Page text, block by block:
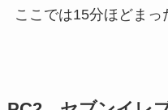
ここでは15分ほどまっ